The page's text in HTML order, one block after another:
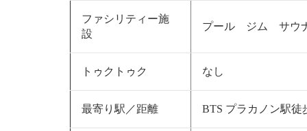
ファシリティー施
設
プール ジム サウ
トゥクトゥク なし
最寄り駅／距離 BTS プラカノン駅徒